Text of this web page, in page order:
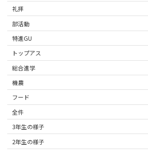
礼拝
部活動
特進GU
トップアス
総合進学
機農
フード
全件
3年生の様子
2年生の様子